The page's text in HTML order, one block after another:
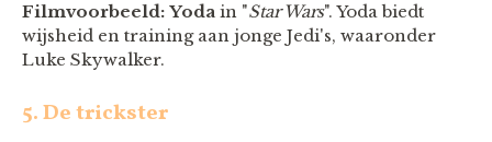
Filmvoorbeeld: Yoda in "Star Wars". Yoda biedt
wijsheid en training aan jonge Jedi's, waaronder
Luke Skywalker.
5. De trickster